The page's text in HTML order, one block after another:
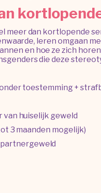
dan kortlopende
leren omgaan
en hoe ze zich
die deze
toestemming +
van huiselijk geweld
3 maanden mogelijk)